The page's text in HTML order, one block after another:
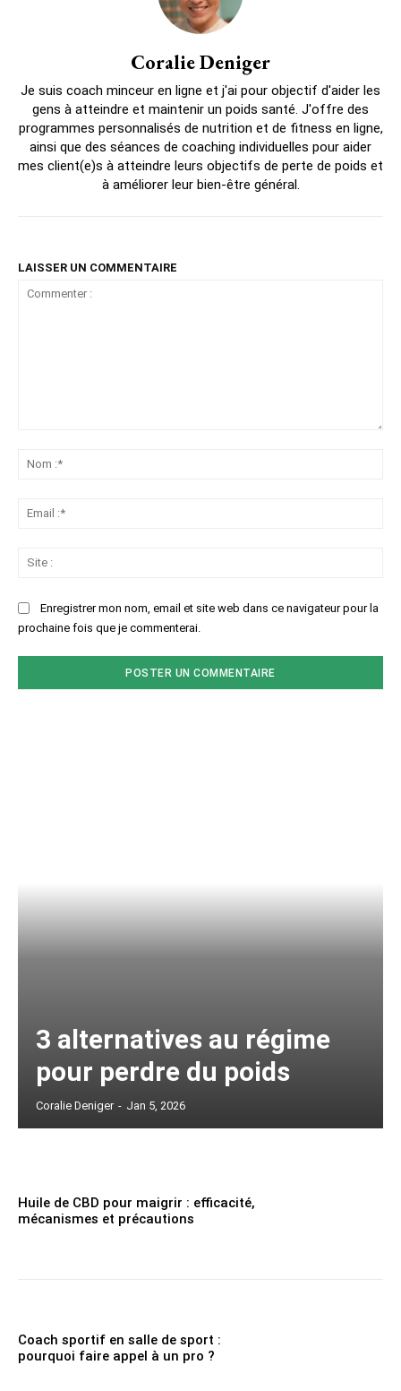
Coralie Deniger
Je suis coach minceur en ligne et j'ai pour objectif d'aider les
gens à atteindre et maintenir un poids santé. J'offre des
programmes personnalisés de nutrition et de fitness en ligne,
ainsi que des séances de coaching individuelles pour aider
mes client(e)s à atteindre leurs objectifs de perte de poids et
à améliorer leur bien-être général.
LAISSER UN COMMENTAIRE
Enregistrer mon nom, email et site web dans ce navigateur pour la
prochaine fois que je commenterai.
3 alternatives au régime
pour perdre du poids
Coralie Deniger - Jan 5, 2026
Huile de CBD pour maigrir : efficacité,
mécanismes et précautions
Coach sportif en salle de sport :
pourquoi faire appel à un pro ?